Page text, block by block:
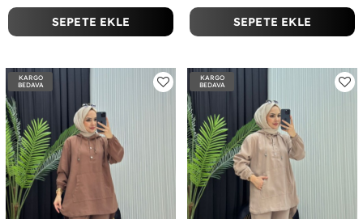
SEPETE EKLE SEPETE EKLE
KARGO
BEDAVA
KARGO
BEDAVA